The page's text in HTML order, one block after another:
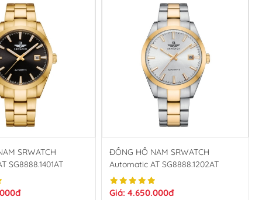
SG8888.1401AT
ĐỒNG HỒ NAM SRWATCH
Automatic AT SG8888.1202AT
Giá: 4.650.000đ